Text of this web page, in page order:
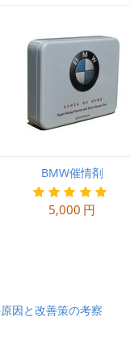
BMW催情剤
5,000 円
因と改善策の考察